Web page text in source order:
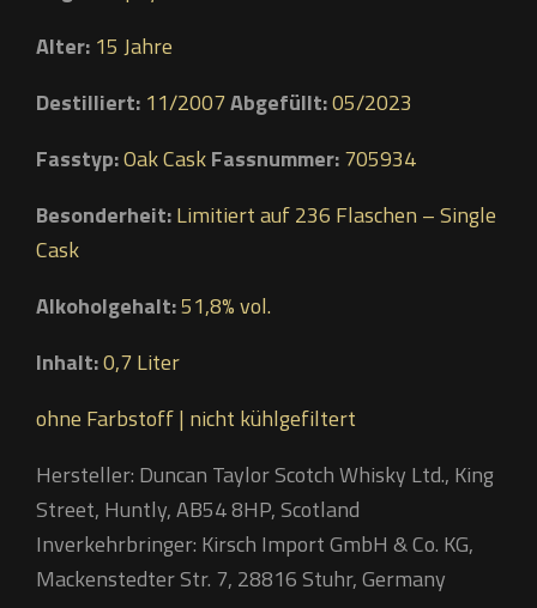
Alter: 15 Jahre
Destilliert: 11/2007Abgefüllt:05/2023
Fasstyp:Oak CaskFassnummer:705934
Besonderheit:Limitiert auf 236 Flaschen – Single
Cask
Alkoholgehalt:51,8% vol.
Inhalt:0,7 Liter
ohne Farbstoff | nicht kühlgefiltert
Hersteller: Duncan Taylor Scotch Whisky Ltd., King
Street, Huntly, AB54 8HP, Scotland
Inverkehrbringer: Kirsch Import GmbH & Co. KG,
Mackenstedter Str. 7, 28816 Stuhr, Germany